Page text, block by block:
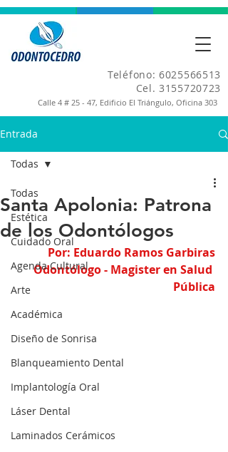
Teléfono: 6025566513
Cel. 3155720723
Calle 4 # 25 - 47, Edificio El Triángulo, Oficina 303
Entrada
Todas
Estética
Cuidado Oral
Agenda Cultural
Arte
Académica
Diseño de Sonrisa
Blanqueamiento Dental
Implantología Oral
Láser Dental
Laminados Cerámicos
Todas
Santa Apolonia: Patrona
de los Odontólogos
Por: Eduardo Ramos Garbiras
Odontólogo - Magister en Salud
Pública